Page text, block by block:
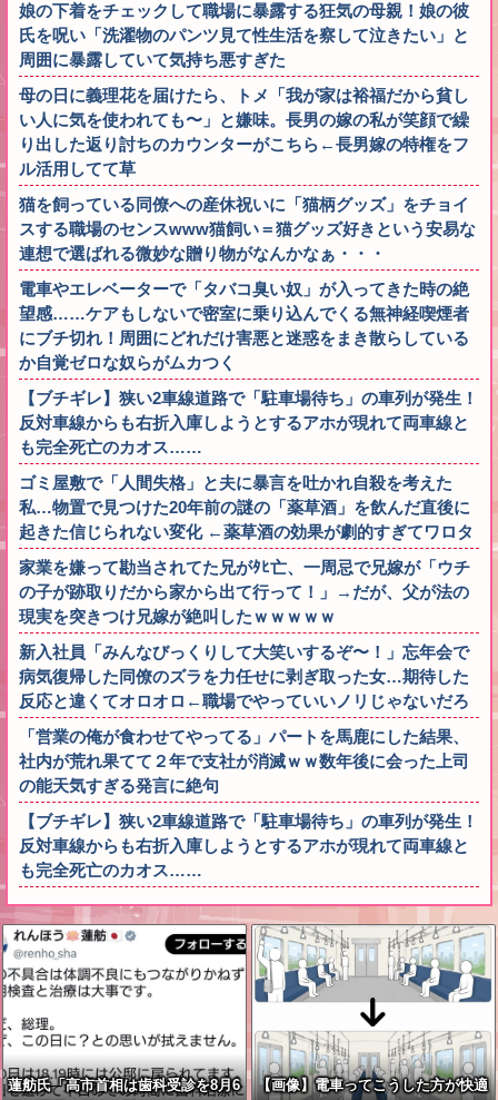
娘の下着をチェックして職場に暴露する狂気の母親！娘の彼
氏を呪い「洗濯物のパンツ見て性生活を察して泣きたい」と
周囲に暴露していて気持ち悪すぎた
母の日に義理花を届けたら、トメ「我が家は裕福だから貧し
い人に気を使われても〜」と嫌味。長男の嫁の私が笑顔で繰
り出した返り討ちのカウンターがこちら←長男嫁の特権をフ
ル活用してて草
猫を飼っている同僚への産休祝いに「猫柄グッズ」をチョイ
スする職場のセンスwww猫飼い＝猫グッズ好きという安易な
連想で選ばれる微妙な贈り物がなんかなぁ・・・
電車やエレベーターで「タバコ臭い奴」が入ってきた時の絶
望感……ケアもしないで密室に乗り込んでくる無神経喫煙者
にブチ切れ！周囲にどれだけ害悪と迷惑をまき散らしている
か自覚ゼロな奴らがムカつく
【ブチギレ】狭い2車線道路で「駐車場待ち」の車列が発生！
反対車線からも右折入庫しようとするアホが現れて両車線と
も完全死亡のカオス……
ゴミ屋敷で「人間失格」と夫に暴言を吐かれ自殺を考えた
私…物置で見つけた20年前の謎の「薬草酒」を飲んだ直後に
起きた信じられない変化 ←薬草酒の効果が劇的すぎてワロタ
家業を嫌って勘当されてた兄がﾀﾋ亡、一周忌で兄嫁が「ウチ
の子が跡取りだから家から出て行って！」→だが、父が法の
現実を突きつけ兄嫁が絶叫したｗｗｗｗｗ
新入社員「みんなびっくりして大笑いするぞ〜！」忘年会で
病気復帰した同僚のズラを力任せに剥ぎ取った女…期待した
反応と違くてオロオロ←職場でやっていいノリじゃないだろ
「営業の俺が食わせてやってる」パートを馬鹿にした結果、
社内が荒れ果てて２年で支社が消滅ｗｗ数年後に会った上司
の能天気すぎる発言に絶句
【ブチギレ】狭い2車線道路で「駐車場待ち」の車列が発生！
反対車線からも右折入庫しようとするアホが現れて両車線と
も完全死亡のカオス……
蓮舫氏「高市首相は歯科受診を8月6
【画像】電車ってこうした方が快適